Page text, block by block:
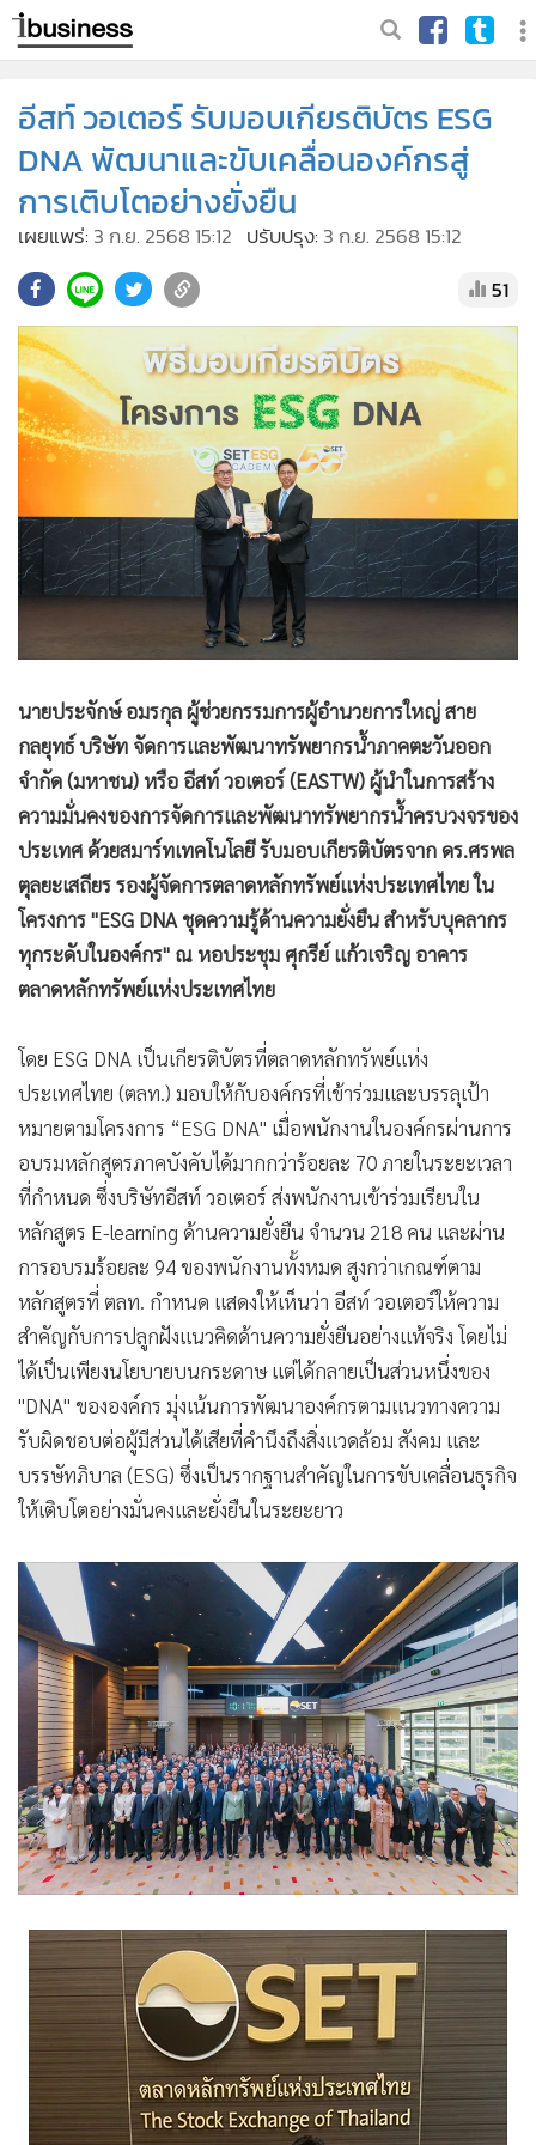
อีสท์ วอเตอร์ รับมอบเกียรติบัตร ESG
DNA พัฒนาและขับเคลื่อนองค์กรสู่
การเติบโตอย่างยั่งยืน
เผยแพร่: 3 ก.ย. 2568 15:12 ปรับปรุง: 3 ก.ย. 2568 15:12
51
นายประจักษ์ อมรกุล ผู้ช่วยกรรมการผู้อำนวยการใหญ่ สาย
กลยุทธ์ บริษัท จัดการและพัฒนาทรัพยากรน้ำภาคตะวันออก
จำกัด (มหาชน) หรือ อีสท์ วอเตอร์ (EASTW) ผู้นำในการสร้าง
ความมั่นคงของการจัดการและพัฒนาทรัพยากรน้ำครบวงจรของ
ประเทศ ด้วยสมาร์ทเทคโนโลยี รับมอบเกียรติบัตรจาก ดร.ศรพล
ตุลยะเสถียร รองผู้จัดการตลาดหลักทรัพย์แห่งประเทศไทย ใน
โครงการ "ESG DNA ชุดความรู้ด้านความยั่งยืน สำหรับบุคลากร
ทุกระดับในองค์กร" ณ หอประชุม ศุกรีย์ แก้วเจริญ อาคาร
ตลาดหลักทรัพย์แห่งประเทศไทย
โดย ESG DNA เป็นเกียรติบัตรที่ตลาดหลักทรัพย์แห่ง
ประเทศไทย (ตลท.) มอบให้กับองค์กรที่เข้าร่วมและบรรลุเป้า
หมายตามโครงการ “ESG DNA" เมื่อพนักงานในองค์กรผ่านการ
อบรมหลักสูตรภาคบังคับได้มากกว่าร้อยละ 70 ภายในระยะเวลา
ที่กำหนด ซึ่งบริษัทอีสท์ วอเตอร์ ส่งพนักงานเข้าร่วมเรียนใน
หลักสูตร E-learning ด้านความยั่งยืน จำนวน 218 คน และผ่าน
การอบรมร้อยละ 94 ของพนักงานทั้งหมด สูงกว่าเกณฑ์ตาม
หลักสูตรที่ ตลท. กำหนด แสดงให้เห็นว่า อีสท์ วอเตอร์ให้ความ
สำคัญกับการปลูกฝังแนวคิดด้านความยั่งยืนอย่างแท้จริง โดยไม่
ได้เป็นเพียงนโยบายบนกระดาษ แต่ได้กลายเป็นส่วนหนึ่งของ
"DNA" ขององค์กร มุ่งเน้นการพัฒนาองค์กรตามแนวทางความ
รับผิดชอบต่อผู้มีส่วนได้เสียที่คำนึงถึงสิ่งแวดล้อม สังคม และ
บรรษัทภิบาล (ESG) ซึ่งเป็นรากฐานสำคัญในการขับเคลื่อนธุรกิจ
ให้เติบโตอย่างมั่นคงและยั่งยืนในระยะยาว